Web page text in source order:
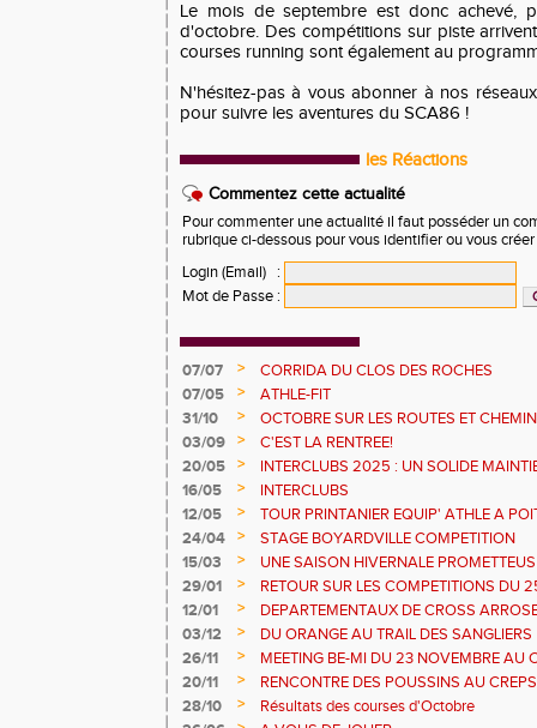
Le mois de septembre est donc achevé,
d'octobre. Des compétitions sur piste
courses running sont également au
N'hésitez-pas à vous abonner à nos
pour suivre les aventures du SCA86 !
les Réactions
Commentez cette actualité
Pour commenter une actualité il faut posséder un
rubrique ci-dessous pour vous identifier ou vous
Login (Email)
:
Mot de Passe :
07/07 >
CORRIDA DU CLOS DES ROCHES
07/05
>
ATHLE-FIT
31/10
>
OCTOBRE SUR LES ROUTES ET
03/09
>
C'EST LA RENTREE!
20/05
>
INTERCLUBS 2025 : UN SOLIDE
POINTS !
16/05 >
INTERCLUBS
12/05
>
TOUR PRINTANIER EQUIP' ATHLE A
24/04
>
STAGE BOYARDVILLE COMPETITION
15/03
>
UNE SAISON HIVERNALE
ESTIVALES
29/01 >
RETOUR SUR LES COMPETITIONS DU
12/01
>
DEPARTEMENTAUX DE CROSS
03/12
>
DU ORANGE AU TRAIL DES SANGLIERS
26/11
>
MEETING BE-MI DU 23 NOVEMBRE AU
20/11
>
RENCONTRE DES POUSSINS AU
17 /11
28/10 >
Résultats des courses d'Octobre